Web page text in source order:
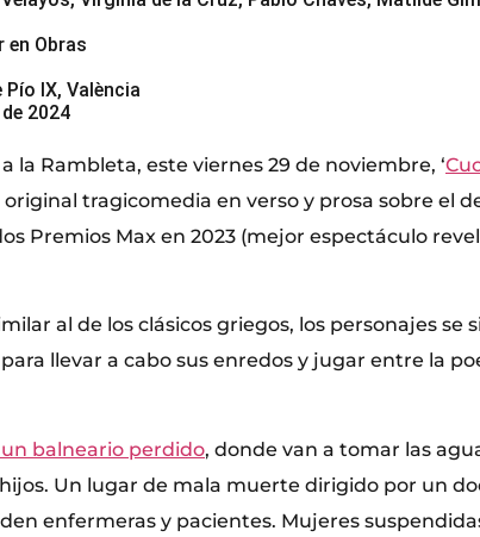
en Obras
IX, València
2024
la Rambleta, este viernes 29 de noviembre, ‘
original tragicomedia en verso y prosa sobre el
Premios Max en 2023 (mejor espectáculo
al de los clásicos griegos, los personajes se
llevar a cabo sus enredos y jugar entre la
balneario perdido, donde van a tomar las
Un lugar de mala muerte dirigido por un
enfermeras y pacientes. Mujeres